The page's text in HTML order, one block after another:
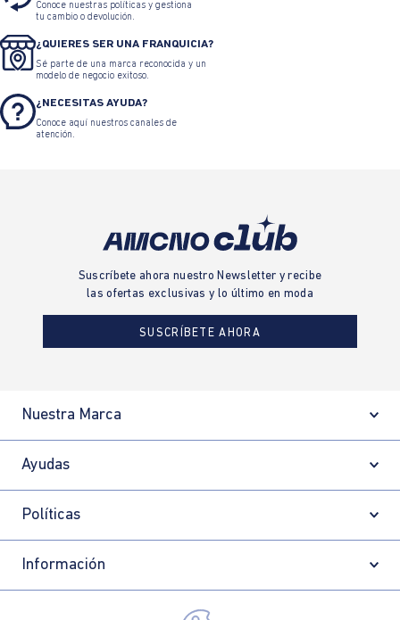
Conoce nuestras políticas y gestiona
tu cambio o devolución.
¿QUIERES SER UNA FRANQUICIA?
Sé parte de una marca reconocida y un
modelo de negocio exitoso.
¿NECESITAS AYUDA?
Conoce aquí nuestros canales de
atención.
Suscríbete ahora nuestro Newsletter y recibe
las ofertas exclusivas y lo último en moda
SUSCRÍBETE AHORA
Nuestra Marca
Ayudas
Políticas
Información